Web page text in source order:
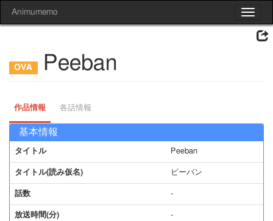
Toggle
Animumemo
Peeban
作品情報 各話情報
基本情報
タイトル Peeban
タイトル(読み仮名) ビーバン
話数 -
放送時間(分) -